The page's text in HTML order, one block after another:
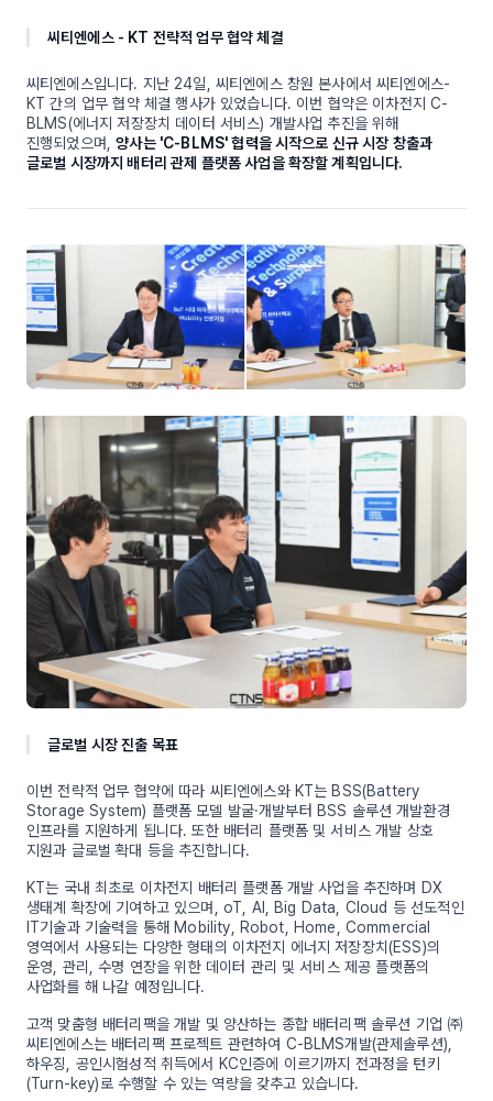
씨티엔에스 - KT 전략적 업무 협약 체결
씨티엔에스입니다. 지난 24일, 씨티엔에스 창원 본사에서 씨티엔에스-
KT 간의 업무 협약 체결 행사가 있었습니다. 이번 협약은 이차전지 C-
BLMS(에너지 저장장치 데이터 서비스) 개발사업 추진을 위해
진행되었으며,양사는 'C-BLMS' 협력을 시작으로 신규 시장 창출과
글로벌 시장까지 배터리 관제 플랫폼 사업을 확장할 계획입니다.
글로벌 시장 진출 목표
이번 전략적 업무 협약에 따라 씨티엔에스와 KT는 BSS(Battery
Storage System) 플랫폼 모델 발굴·개발부터 BSS 솔루션 개발환경
인프라를 지원하게 됩니다. 또한 배터리 플랫폼 및 서비스 개발 상호
지원과 글로벌 확대 등을 추진합니다.
KT는 국내 최초로 이차전지 배터리 플랫폼 개발 사업을 추진하며 DX
생태계 확장에 기여하고 있으며, oT, AI, Big Data, Cloud 등 선도적인
IT기술과 기술력을 통해 Mobility, Robot, Home, Commercial
영역에서 사용되는 다양한 형태의 이차전지 에너지 저장장치(ESS)의
운영, 관리, 수명 연장을 위한 데이터 관리 및 서비스 제공 플랫폼의
사업화를 해 나갈 예정입니다.
고객 맞춤형 배터리팩을 개발 및 양산하는 종합 배터리팩 솔루션 기업 ㈜
씨티엔에스는 배터리팩 프로젝트 관련하여 C-BLMS개발(관제솔루션),
하우징, 공인시험성적 취득에서 KC인증에 이르기까지 전과정을 턴키
(Turn-key)로 수행할 수 있는 역량을 갖추고 있습니다.